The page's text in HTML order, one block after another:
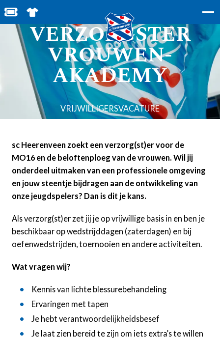
BESTEL JOUW TICKETS
SHOP IN DE FEANSTORE
VERZORGER /
VERZORGSTER
VROUWEN-
AKADEMY
VRIJWILLIGERSVACATURE
sc Heerenveen zoekt een verzorg(st)er voor de
MO16 en de beloftenploeg van de vrouwen. Wil jij
onderdeel uitmaken van een professionele omgeving
en jouw steentje bijdragen aan de ontwikkeling van
onze jeugdspelers? Dan is dit je kans.
Als verzorg(st)er zet jij je op vrijwillige basis in en ben je
beschikbaar op wedstrijddagen (zaterdagen) en bij
oefenwedstrijden, toernooien en andere activiteiten.
Wat vragen wij?
Kennis van lichte blessurebehandeling
Ervaringen met tapen
Je hebt verantwoordelijkheidsbesef
Je laat zien bereid te zijn om iets extra’s te willen